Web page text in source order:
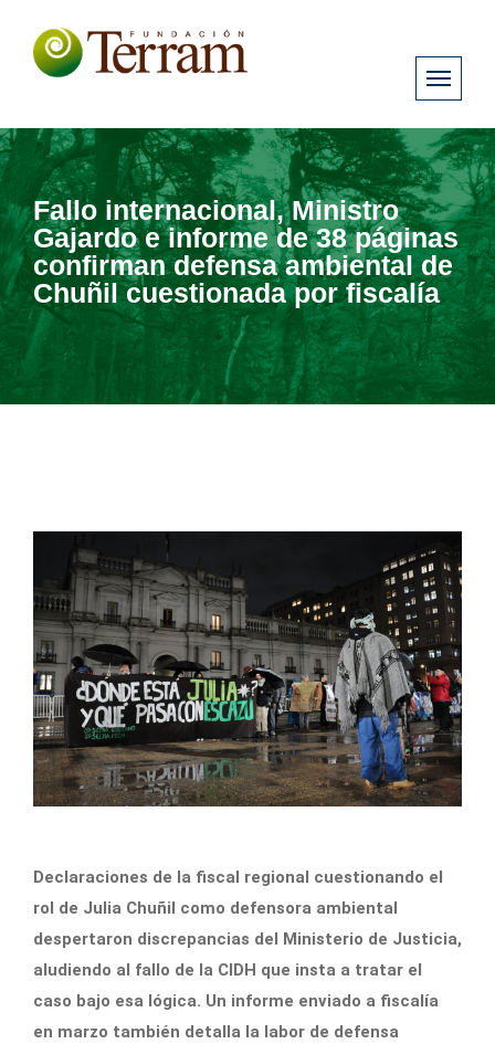
Fallo internacional, Ministro
Gajardo e informe de 38 páginas
confirman defensa ambiental de
Chuñil cuestionada por fiscalía
Declaraciones de la fiscal regional cuestionando el
rol de Julia Chuñil como defensora ambiental
despertaron discrepancias del Ministerio de Justicia,
aludiendo al fallo de la CIDH que insta a tratar el
caso bajo esa lógica. Un informe enviado a fiscalía
en marzo también detalla la labor de defensa